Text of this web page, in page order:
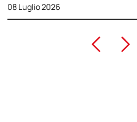
08 Luglio 2026